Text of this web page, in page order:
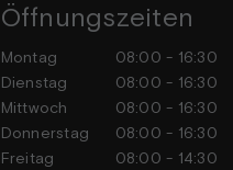
Öffnungszeiten
Montag
08:00 - 16:30
Dienstag
08:00 - 16:30
Mittwoch
08:00 - 16:30
Donnerstag
08:00 - 16:30
Freitag
08:00 - 14:30